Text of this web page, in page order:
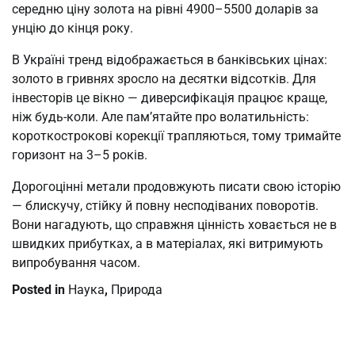
середню ціну золота на рівні 4900–5500 доларів за
унцію до кінця року.
В Україні тренд відображається в банківських цінах:
золото в гривнях зросло на десятки відсотків. Для
інвесторів це вікно — диверсифікація працює краще,
ніж будь-коли. Але пам’ятайте про волатильність:
короткострокові корекції трапляються, тому тримайте
горизонт на 3–5 років.
Дорогоцінні метали продовжують писати свою історію
— блискучу, стійку й повну несподіваних поворотів.
Вони нагадують, що справжня цінність ховається не в
швидких прибутках, а в матеріалах, які витримують
випробування часом.
Posted in Наука, Природа